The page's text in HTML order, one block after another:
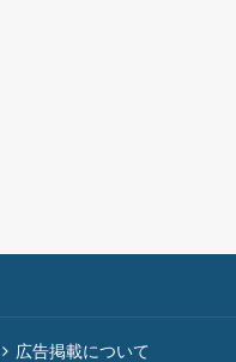
広告掲載について